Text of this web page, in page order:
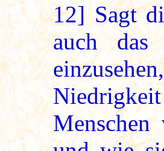
12]Sagt
auch